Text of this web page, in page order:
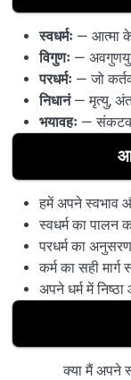
स्वधर्मः — आत्मा के
विगुणः —
परधर्मः — जो
निधानं— मृत्यु,
भयावहः —
हमें अपने स्वभाव
स्वधर्म का पालन
परधर्म का
कर्म का सही
अपने धर्म में
क्या मैं अपने